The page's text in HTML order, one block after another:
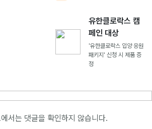
유한클로락스 캠
페인 대상
'유한클로락스 입양 응원
패키지' 신청 시 제품 증
정
서는 댓글을 확인하지 않습니다.